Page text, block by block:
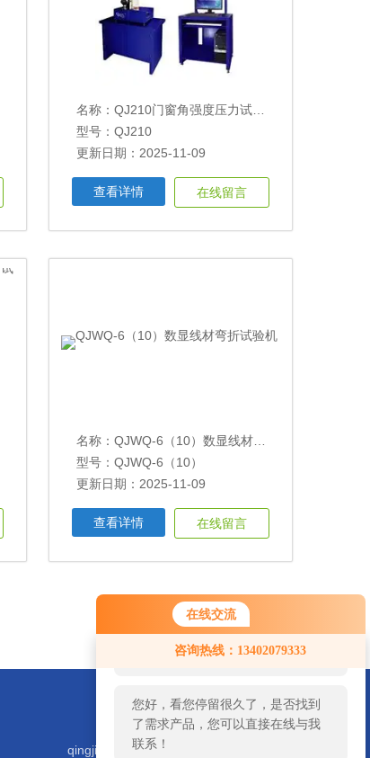
在线交流
咨询热线：13402079333
您好！欢迎前来咨询，很高兴为您
服务，请问您要咨询什么问题呢？
您好，看您停留很久了，是否找到
了需求产品，您可以直接在线与我
联系！
名称： QJ210门窗角强度压力试验机
型号：QJ210
更新日期：2025-11-09
查看详情 在线留言
名称： QJWQ-6（10）数显线材弯折试验机
型号：QJWQ-6（10）
更新日期：2025-11-09
查看详情 在线留言
qingjiyiqi@zhongguoqingji.com